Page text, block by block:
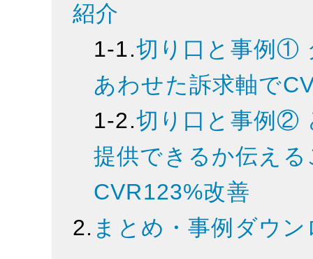
紹介
1-1.切り口と事例①
あわせた訴求軸で
1-2.切り口と事例②
提供できるか伝え
CVR123%改善
2. まとめ・事例ダウ